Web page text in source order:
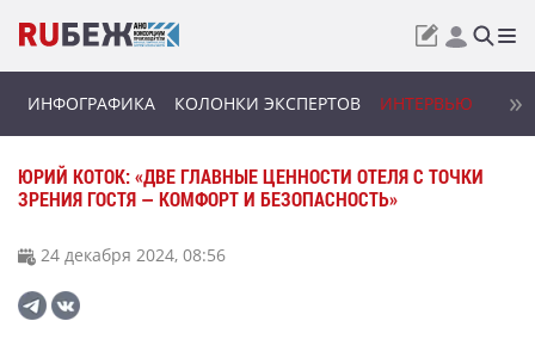
ИНФОГРАФИКА КОЛОНКИ ЭКСПЕРТОВ ИНТЕРВЬЮ
ЮРИЙ КОТОК: «ДВЕ ГЛАВНЫЕ ЦЕННОСТИ ОТЕЛЯ С ТОЧКИ
ЗРЕНИЯ ГОСТЯ — КОМФОРТ И БЕЗОПАСНОСТЬ»
24 декабря 2024, 08:56